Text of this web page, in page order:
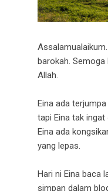
barokah.
Allah.
Eina ada
tapi Eina tak ingat
Eina ada
yang lepas.
Hari ni Eina baca
simpan dalam